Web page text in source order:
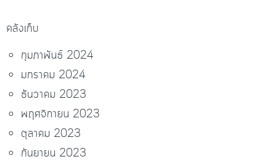
คลังเก็บ
กุมภาพันธ์ 2024
มกราคม 2024
ธันวาคม 2023
พฤศจิกายน 2023
ตุลาคม 2023
กันยายน 2023